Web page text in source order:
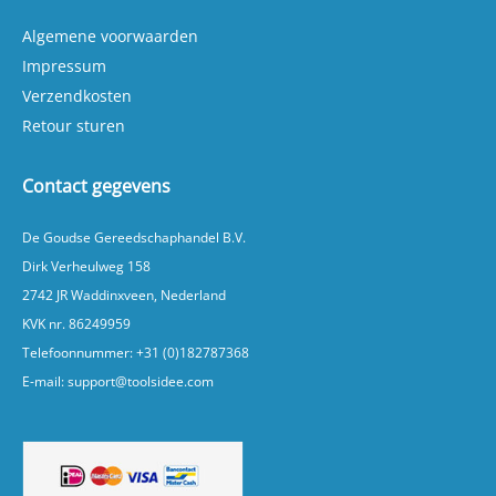
Algemene voorwaarden
Impressum
Verzendkosten
Retour sturen
Contact gegevens
De Goudse Gereedschaphandel B.V.
Dirk Verheulweg 158
2742 JR Waddinxveen, Nederland
KVK nr. 86249959
Telefoonnummer:+31 (0)182787368
E-mail:support@toolsidee.com